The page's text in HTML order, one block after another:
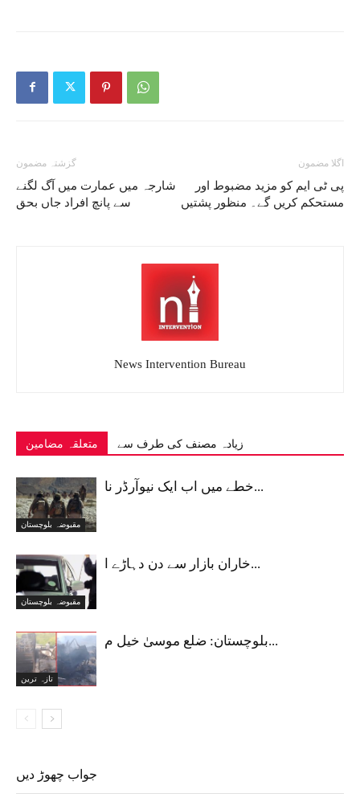
گزشتہ مضمون
شارجہ میں عمارت میں آگ لگنے
سے پانچ افراد جاں بحق
اگلا مضمون
پی ٹی ایم کو مزید مضبوط اور
مستحکم کریں گے۔ منظور پشتیں
News Intervention Bureau
متعلقہ مضامین زیادہ مصنف کی طرف سے
مقبوضہ بلوچستان
خطے میں اب ایک نیوآرڈر نا...
مقبوضہ بلوچستان
خاران بازار سے دن دہاڑے ا...
تازہ ترین
بلوچستان: ضلع موسیٰ خیل م...
جواب چھوڑ دیں